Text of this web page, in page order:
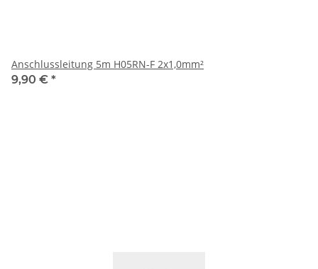
Anschlussleitung 5m H05RN-F 2x1,0mm²
9,90 € *